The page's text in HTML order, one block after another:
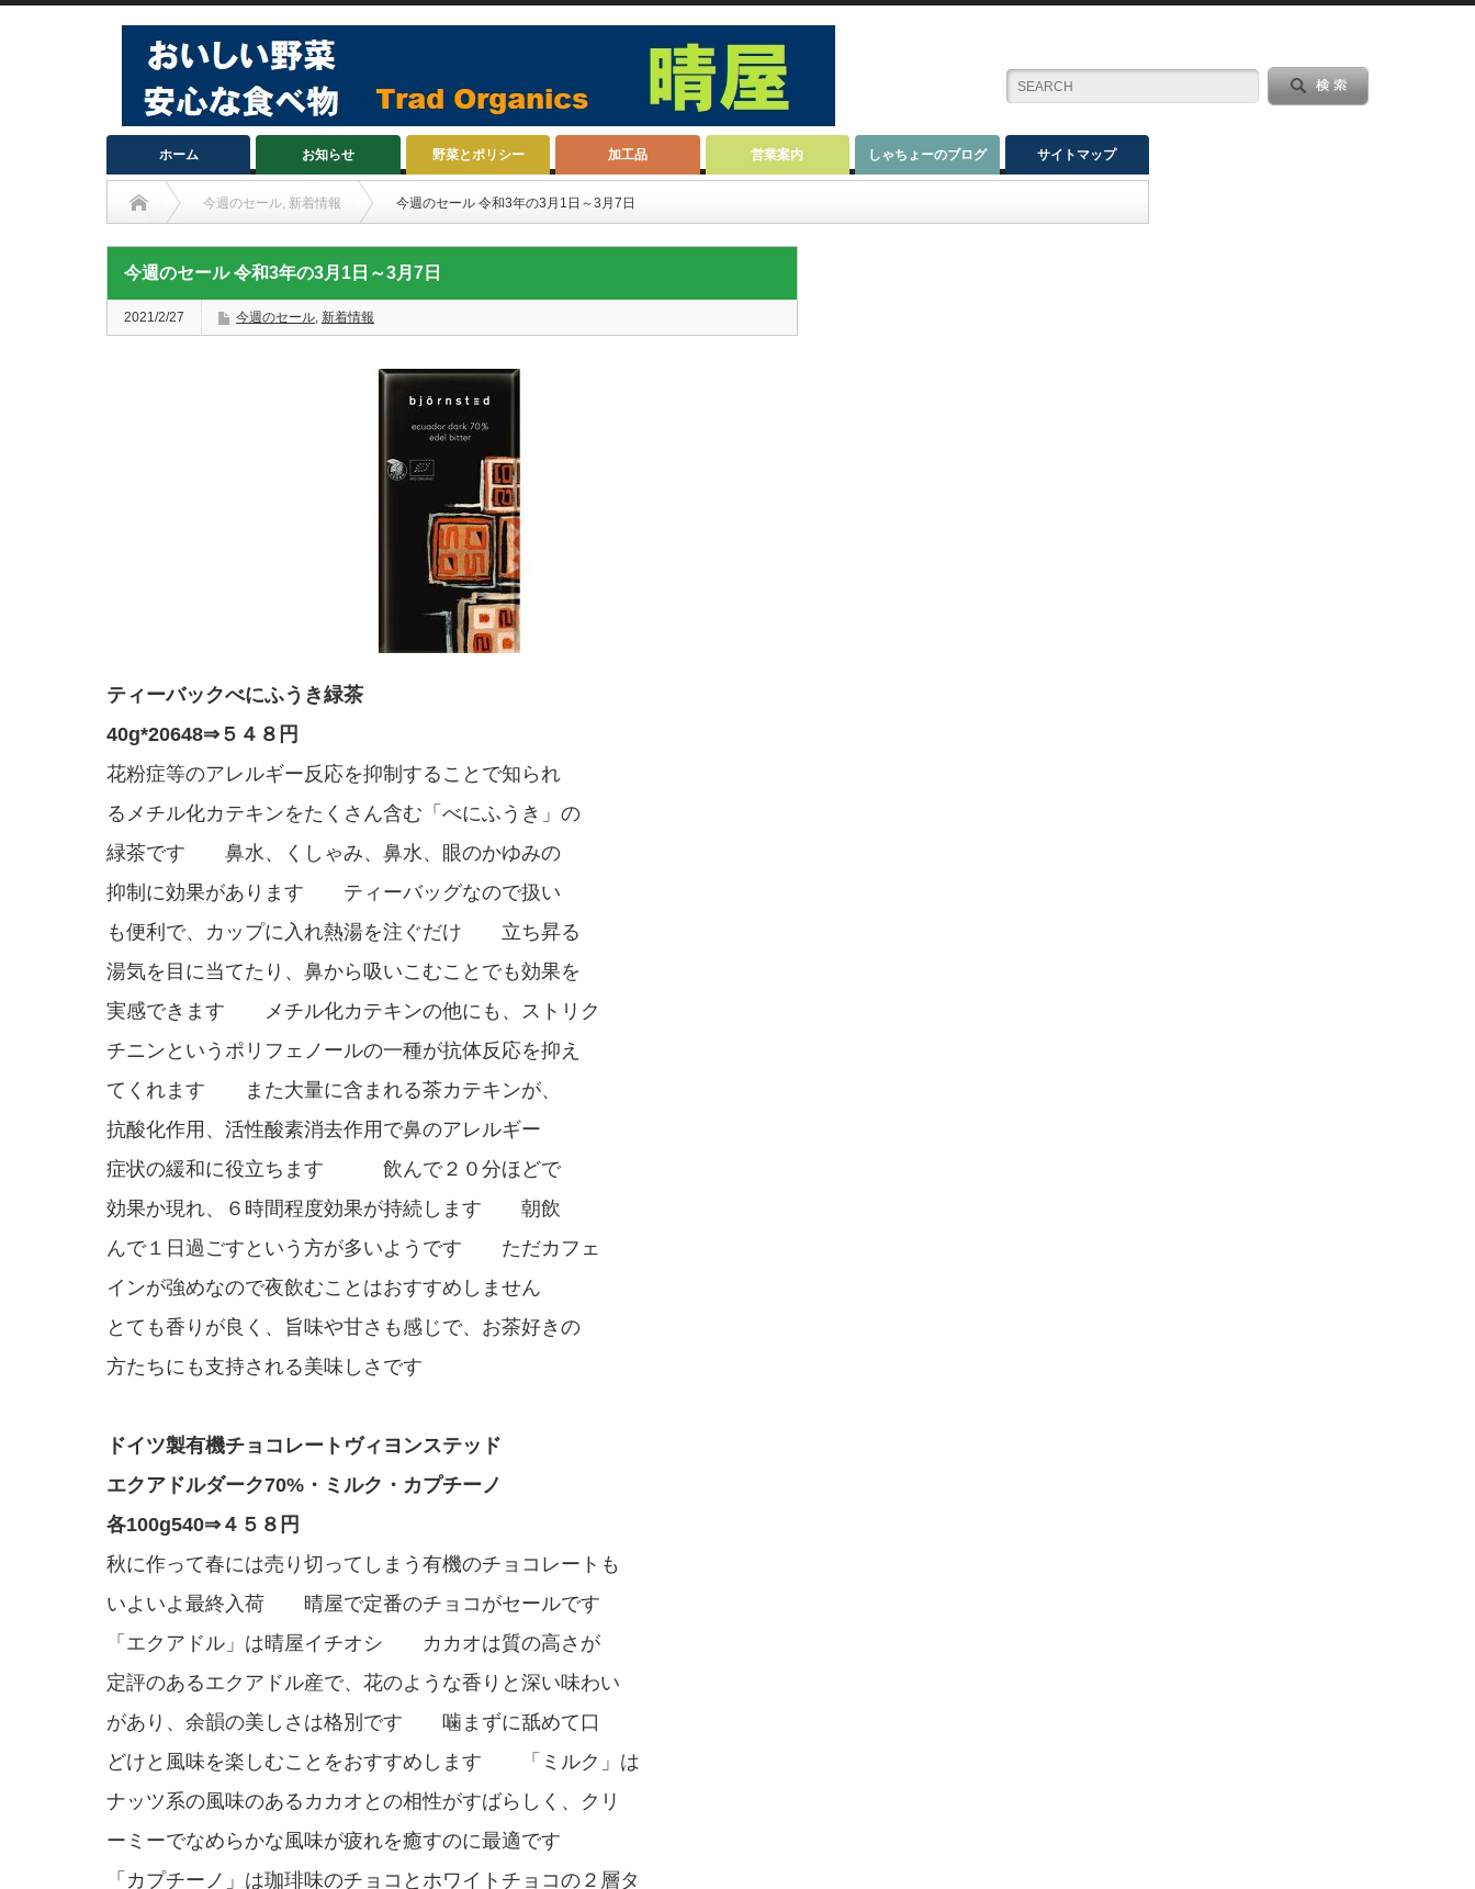
ホーム お知らせ 野菜とポリシー 加工品 営業案内 しゃちょーのブログ サイトマップ
今週のセール, 新着情報 今週のセール 令和3年の3月1日～3月7日
今週のセール 令和3年の3月1日～3月7日
2021/2/27 今週のセール, 新着情報
ティーバックべにふうき緑茶
40g*20648⇒５４８円
花粉症等のアレルギー反応を抑制することで知られ
るメチル化カテキンをたくさん含む「べにふうき」の
緑茶です 鼻水、くしゃみ、鼻水、眼のかゆみの
抑制に効果があります ティーバッグなので扱い
も便利で、カップに入れ熱湯を注ぐだけ 立ち昇る
湯気を目に当てたり、鼻から吸いこむことでも効果を
実感できます メチル化カテキンの他にも、ストリク
チニンというポリフェノールの一種が抗体反応を抑え
てくれます また大量に含まれる茶カテキンが、
抗酸化作用、活性酸素消去作用で鼻のアレルギー
症状の緩和に役立ちます 飲んで２０分ほどで
効果か現れ、６時間程度効果が持続します 朝飲
んで１日過ごすという方が多いようです ただカフェ
インが強めなので夜飲むことはおすすめしません
とても香りが良く、旨味や甘さも感じで、お茶好きの
方たちにも支持される美味しさです
ドイツ製有機チョコレートヴィヨンステッド
エクアドルダーク70%・ミルク・カプチーノ
各100g540⇒４５８円
秋に作って春には売り切ってしまう有機のチョコレートも
いよいよ最終入荷 晴屋で定番のチョコがセールです
「エクアドル」は晴屋イチオシ カカオは質の高さが
定評のあるエクアドル産で、花のような香りと深い味わい
があり、余韻の美しさは格別です 噛まずに舐めて口
どけと風味を楽しむことをおすすめします 「ミルク」は
ナッツ系の風味のあるカカオとの相性がすばらしく、クリ
ーミーでなめらかな風味が疲れを癒すのに最適です
「カプチーノ」は珈琲味のチョコとホワイトチョコの２層タ